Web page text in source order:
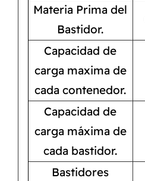
Materia Prima del
Bastidor.
Capacidad de
carga maxima de
cada contenedor.
Capacidad de
carga máxima de
cada bastidor.
Bastidores